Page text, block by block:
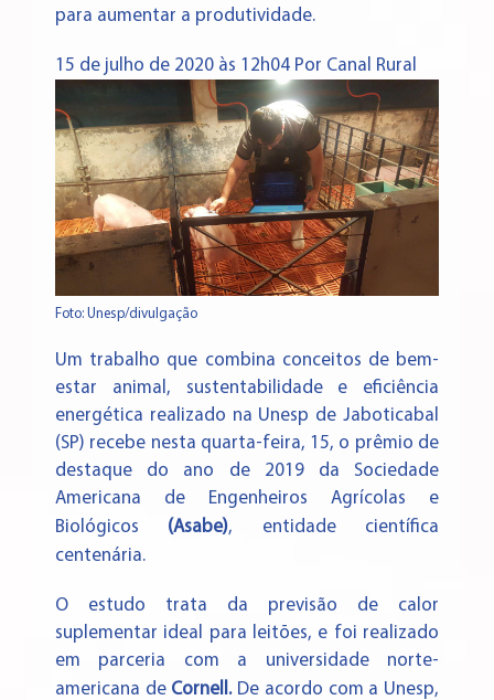
para aumentar a produtividade.
15 de julho de 2020 às 12h04 Por Canal Rural
Foto: Unesp/divulgação
Um trabalho que combina conceitos de bem-
estar animal, sustentabilidade e eficiência
energética realizado na Unesp de Jaboticabal
(SP) recebe nesta quarta-feira, 15, o prêmio de
destaque do ano de 2019 da Sociedade
Americana de Engenheiros Agrícolas e
Biológicos (Asabe), entidade científica
centenária.
O estudo trata da previsão de calor
suplementar ideal para leitões, e foi realizado
em parceria com a universidade norte-
americana de Cornell.De acordo com a Unesp,